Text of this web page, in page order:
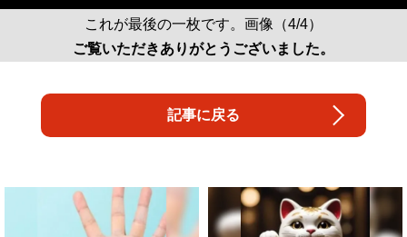
これが最後の一枚です。画像（4/4）
ご覧いただきありがとうございました。
記事に戻る